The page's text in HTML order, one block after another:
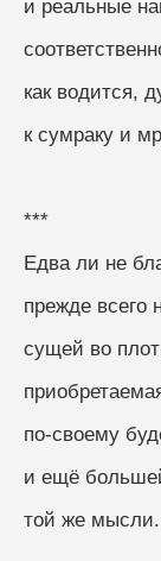
и реальные
как водится,
к сумраку и
***
Едва ли не
прежде всего
сущей во
по-своему
и ещё
той же мысли.